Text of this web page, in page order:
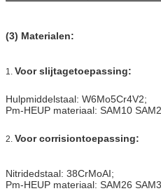
(3) Materialen:
1. Voor slijtagetoepassing:
Hulpmiddelstaal: W6Mo5Cr4V2;
Pm-HEUP materiaal: SAM10
2. Voor corrisiontoepassing:
Nitridedstaal: 38CrMoAI;
Pm-HEUP materiaal: SAM26